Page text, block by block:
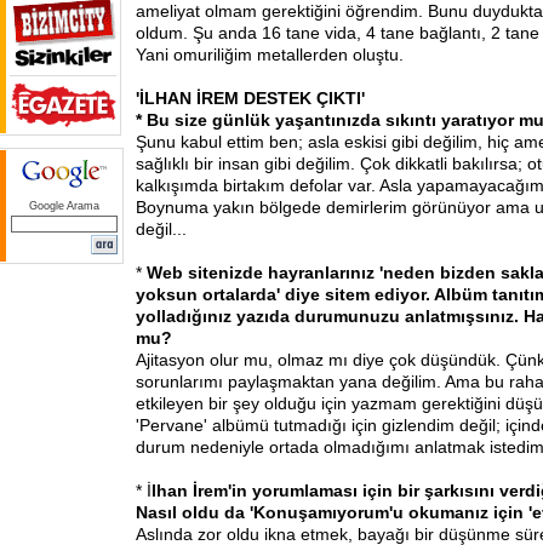
Google Arama
ameliyat olmam gerektiğini öğrendim. Bunu
oldum. Şu anda 16 tane vida, 4 tane bağlantı, 2
Yani omuriliğim metallerden oluştu.
'İLHAN İREM DESTEK ÇIKTI'
* Bu size günlük yaşantınızda sıkıntı yaratıyor
Şunu kabul ettim ben; asla eskisi gibi değilim, hiç
sağlıklı bir insan gibi değilim. Çok dikkatli bakılırsa;
kalkışımda birtakım defolar var. Asla
Boynuma yakın bölgede demirlerim görünüyor ama
değil...
* Web sitenizde hayranlarınız 'neden bizden
yoksun ortalarda' diye sitem ediyor. Albüm
yolladığınız yazıda durumunuzu anlatmışsınız.
mu?
Ajitasyon olur mu, olmaz mı diye çok düşündük.
sorunlarımı paylaşmaktan yana değilim. Ama bu
etkileyen bir şey olduğu için yazmam gerektiğini
'Pervane' albümü tutmadığı için gizlendim değil;
durum nedeniyle ortada olmadığımı anlatmak
* İlhan İrem'in yorumlaması için bir şarkısını
Nasıl oldu da 'Konuşamıyorum'u okumanız için
Aslında zor oldu ikna etmek, bayağı bir düşünme